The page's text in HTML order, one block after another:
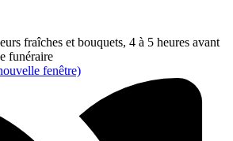
fraîches et bouquets, 4 à 5 heures avant
funéraire
fenêtre)